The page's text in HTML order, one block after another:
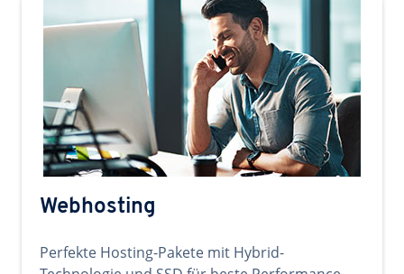
Webhosting
Perfekte Hosting-Pakete mit Hybrid-